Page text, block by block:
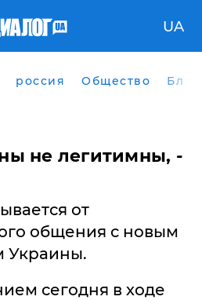
UA
россия Общество
не легитимны, -
от
общения с новым
Украины.
сегодня в ходе